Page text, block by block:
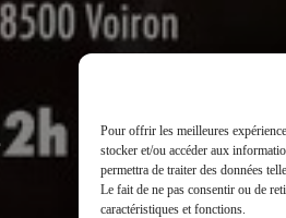
Pour offrir les meilleures
stocker et/ou accéder aux
permettra de traiter des données
Le fait de ne pas consentir ou de
caractéristiques et fonctions.